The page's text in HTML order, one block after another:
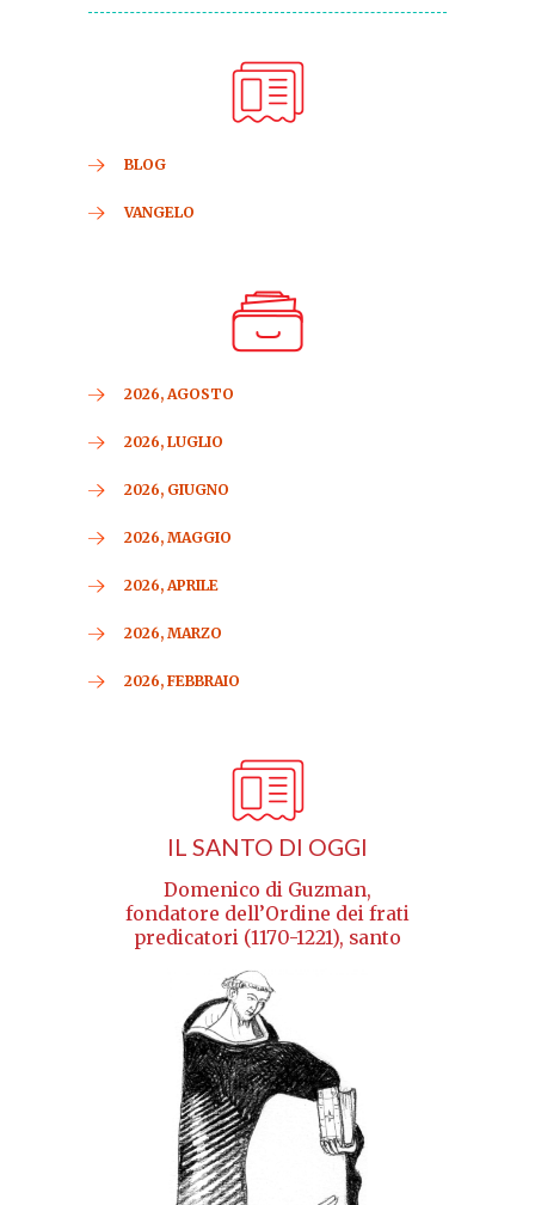
BLOG
VANGELO
2026, AGOSTO
2026, LUGLIO
2026, GIUGNO
2026, MAGGIO
2026, APRILE
2026, MARZO
2026, FEBBRAIO
IL SANTO DI OGGI
Domenico di Guzman,
fondatore dell’Ordine dei frati
predicatori (1170-1221), santo